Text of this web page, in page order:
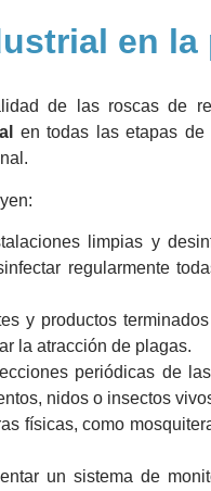
en
de las roscas de
en todas las etapas
limpias y
regularmente
y productos
la atracción de plagas.
periódicas de
nidos o insectos
físicas, como
un sistema de